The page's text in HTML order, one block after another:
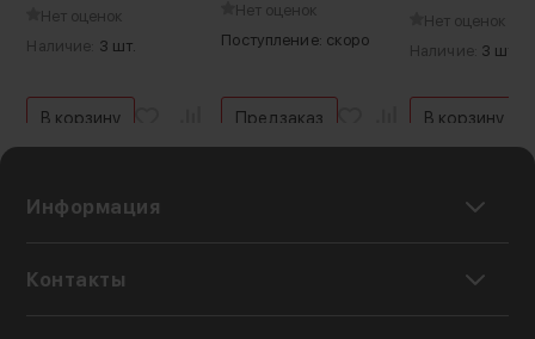
Нет оценок
Наличие: 3 шт.
В корзину
Нет оценок
Поступление: скоро
Предзаказ
Нет оценок
Наличие: 3 шт.
В корзину
Информация
Контакты